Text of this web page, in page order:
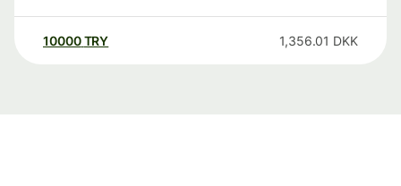
10000 TRY 1,356.01 DKK